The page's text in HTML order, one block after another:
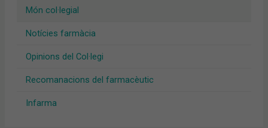
Món col·legial
Notícies farmàcia
Opinions del Col·legi
Recomanacions del farmacèutic
Infarma